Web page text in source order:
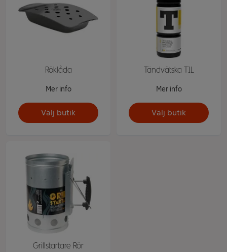
Röklåda
Mer info
Välj butik
Tändvätska T1L
Mer info
Välj butik
Grillstartare Rör